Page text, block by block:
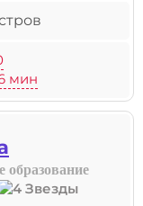
мин
образование